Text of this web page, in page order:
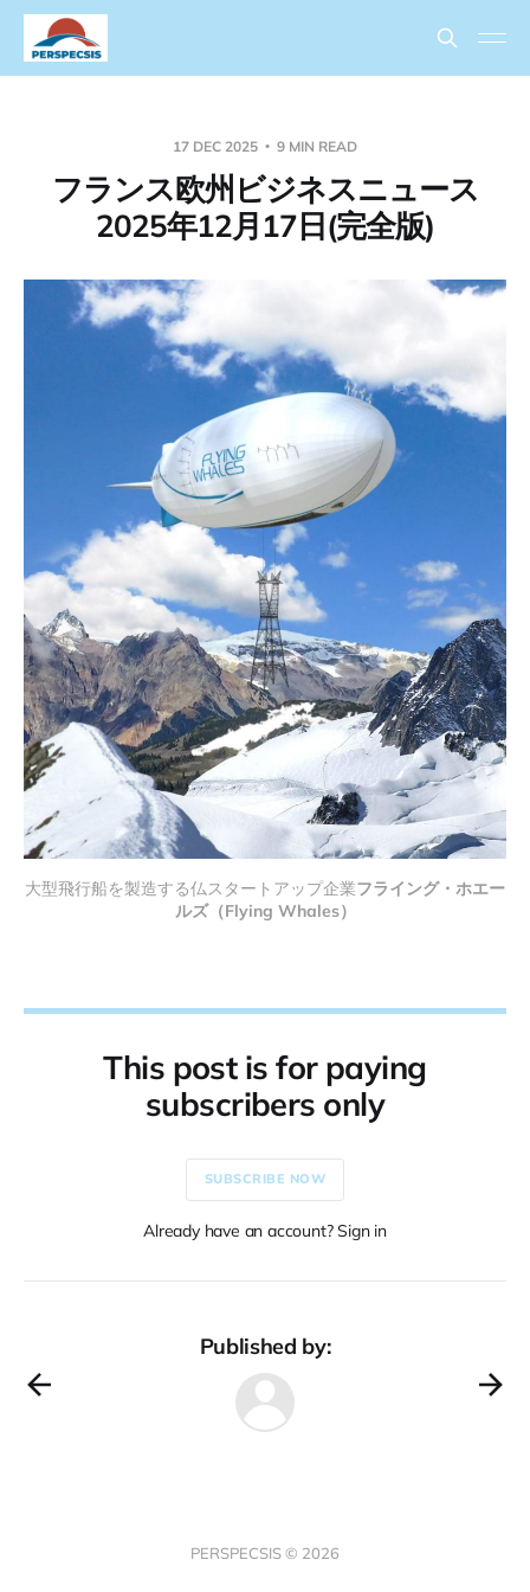
17 DEC 2025 9 MIN READ
フランス欧州ビジネスニュース
2025年12月17日(完全版)
大型飛行船を製造する仏スタートアップ企業フライング・ホエー
ルズ（Flying Whales）
This post is for paying
subscribers only
SUBSCRIBE NOW
Already have an account? Sign in
Published by:
PERSPECSIS © 2026